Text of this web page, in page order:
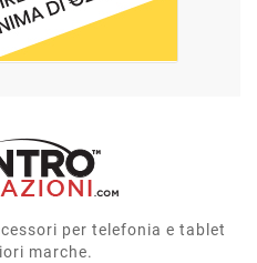
per telefonia e tablet
marche.